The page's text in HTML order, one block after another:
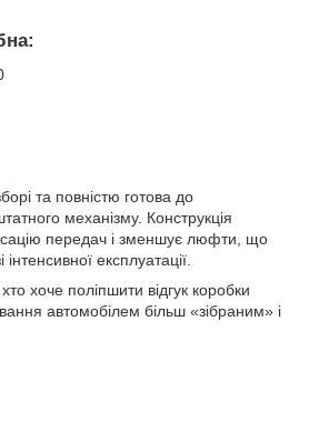
та повністю готова до
механізму. Конструкція
передач і зменшує люфти, що
експлуатації.
хоче поліпшити відгук коробки
автомобілем більш «зібраним» і